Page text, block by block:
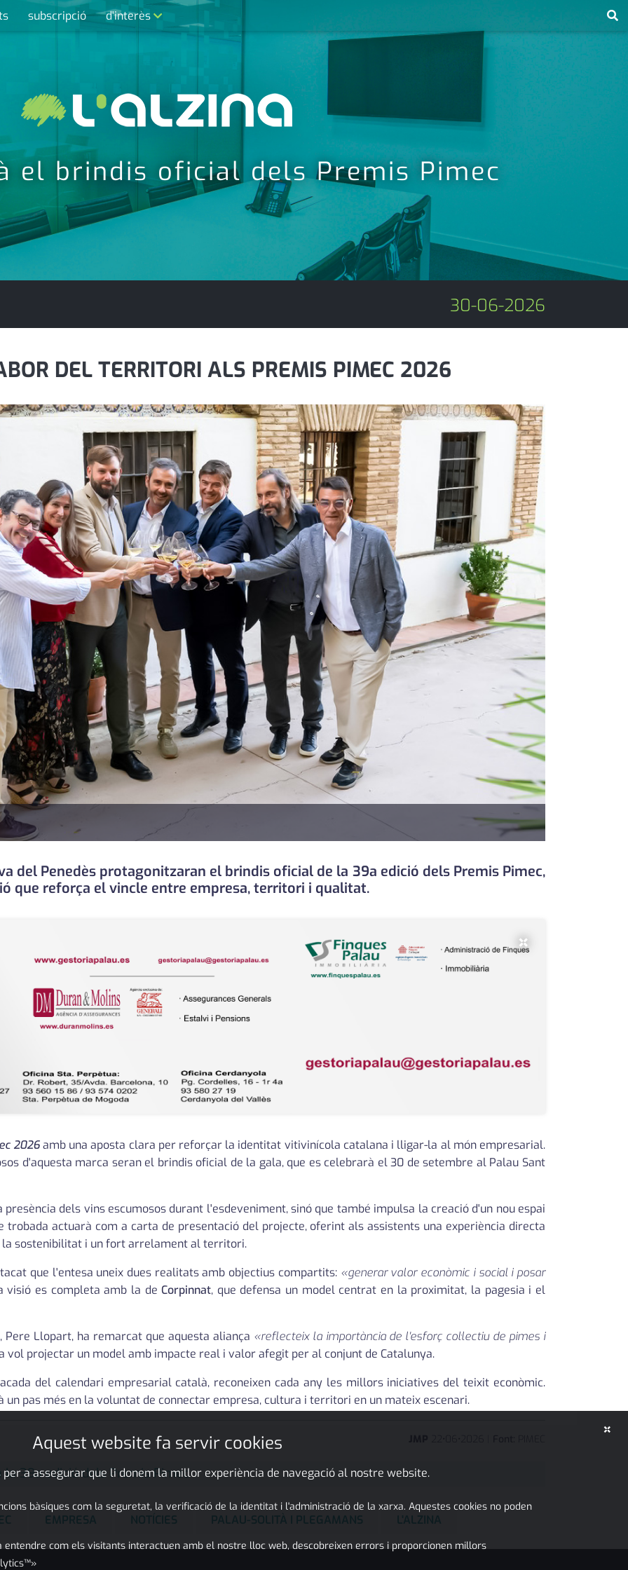
subscripció d'interès
telèfons
el brindis oficial dels Premis Pimec
30-06-2026
DEL TERRITORI ALS PREMIS PIMEC 2026
del Penedès protagonitzaran el brindis oficial de la 39a edició dels Premis Pimec,
que reforça el vincle entre empresa, territori i qualitat.
×
2026amb una aposta clara per reforçar la identitat vitivinícola catalana i lligar-la al món empresarial.
d'aquesta marca seran el brindis oficial de la gala, que es celebrarà el 30 de setembre al Palau Sant
dels vins escumosos durant l'esdeveniment, sinó que també impulsa la creació d'un nou espai
trobada actuarà com a carta de presentació del projecte, oferint als assistents una experiència directa
sostenibilitat i un fort arrelament al territori.
que l'entesa uneix dues realitats amb objectius compartits: «generar valor econòmic i social i posar
visió es completa amb la de Corpinnat, que defensa un model centrat en la proximitat, la pagesia i el
Llopart, ha remarcat que aquesta aliança «reflecteix la importància de l'esforç col·lectiu de pimes i
vol projectar un model amb impacte real i valor afegit per al conjunt de Catalunya.
del calendari empresarial català, reconeixen cada any les millors iniciatives del teixit econòmic.
un pas més en la voluntat de connectar empresa, cultura i territori en un mateix escenari.
la 39a edició dels Premis Pimec
EMPRESA NOTÍCIES PALAU-SOLITÀ I PLEGAMANS L'ALZINA
×
Aquest website fa servir cookies
a assegurar que li donem la millor experiència de navegació al nostre website.
bàsiques com la seguretat, la verificació de la identitat i l'administració de la xarxa. Aquestes cookies no poden
entendre com els visitants interactuen amb el nostre lloc web, descobreixen errors i proporcionen millors